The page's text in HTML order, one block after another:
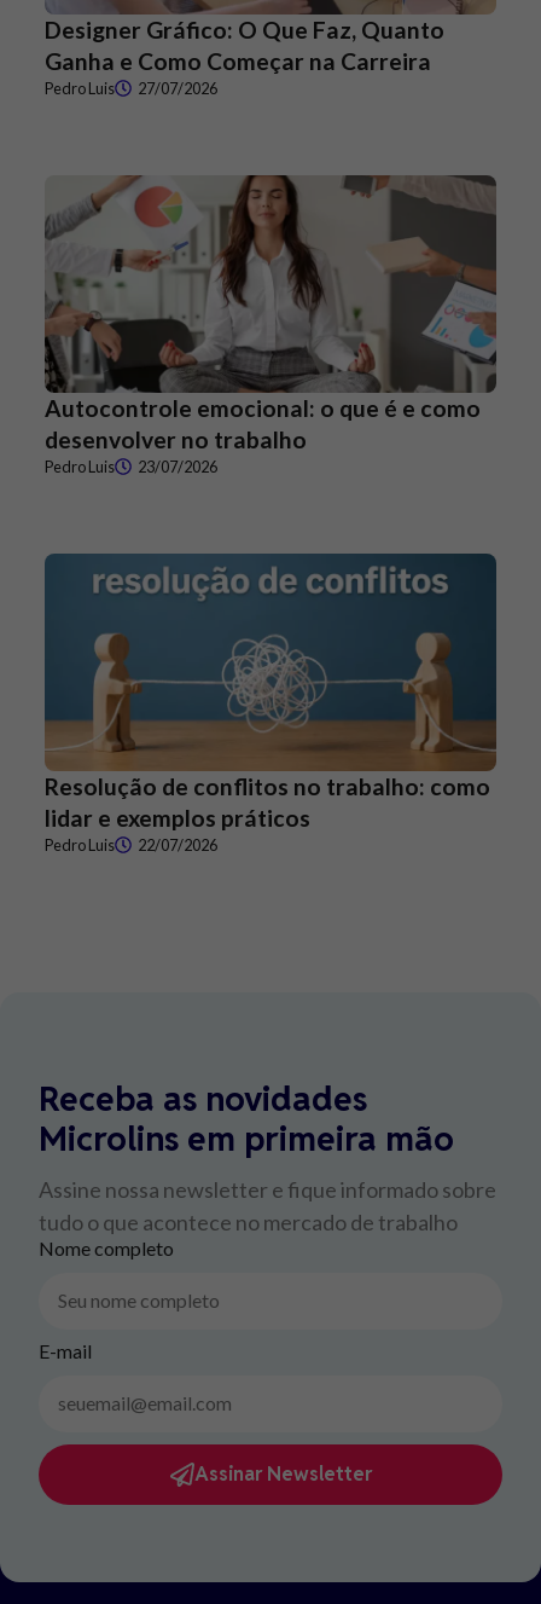
Designer Gráfico: O Que Faz, Quanto
Ganha e Como Começar na Carreira
Pedro Luis 27/07/2026
Autocontrole emocional: o que é e como
desenvolver no trabalho
Pedro Luis 23/07/2026
Resolução de conflitos no trabalho: como
lidar e exemplos práticos
Pedro Luis 22/07/2026
Receba as novidades
Microlins em primeira mão
Assine nossa newsletter e fique informado sobre
tudo o que acontece no mercado de trabalho
Nome completo
E-mail
Assinar Newsletter